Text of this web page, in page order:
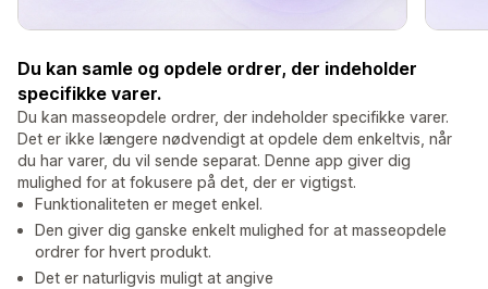
Du kan samle og opdele ordrer, der indeholder
specifikke varer.
Du kan masseopdele ordrer, der indeholder specifikke varer.
Det er ikke længere nødvendigt at opdele dem enkeltvis, når
du har varer, du vil sende separat. Denne app giver dig
mulighed for at fokusere på det, der er vigtigst.
Funktionaliteten er meget enkel.
Den giver dig ganske enkelt mulighed for at masseopdele
ordrer for hvert produkt.
Det er naturligvis muligt at angive